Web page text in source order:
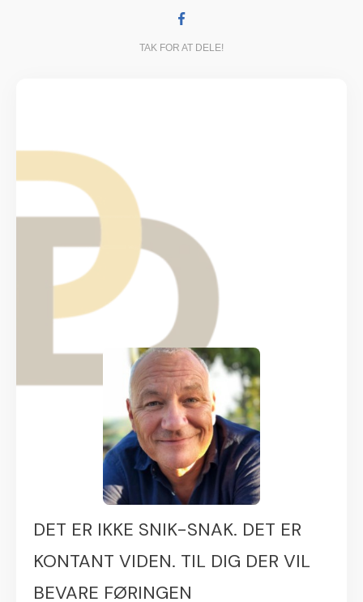
TAK FOR AT DELE!
DET ER IKKE SNIK-SNAK. DET ER
KONTANT VIDEN. TIL DIG DER VIL
BEVARE FØRINGEN